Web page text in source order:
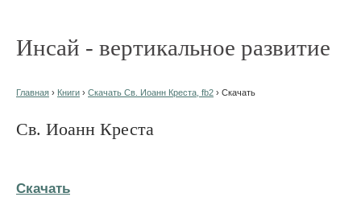
Инсай - вертикальное развитие
Главная › Книги › Скачать Св. Иоанн Креста, fb2 › Скачать
Св. Иоанн Креста
Скачать